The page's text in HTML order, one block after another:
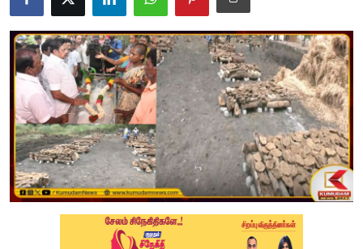
Spirituality
Weather
Politics